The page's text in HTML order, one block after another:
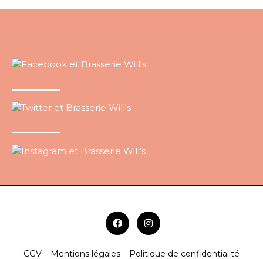
CGV – Mentions légales – Politique de confidentialité